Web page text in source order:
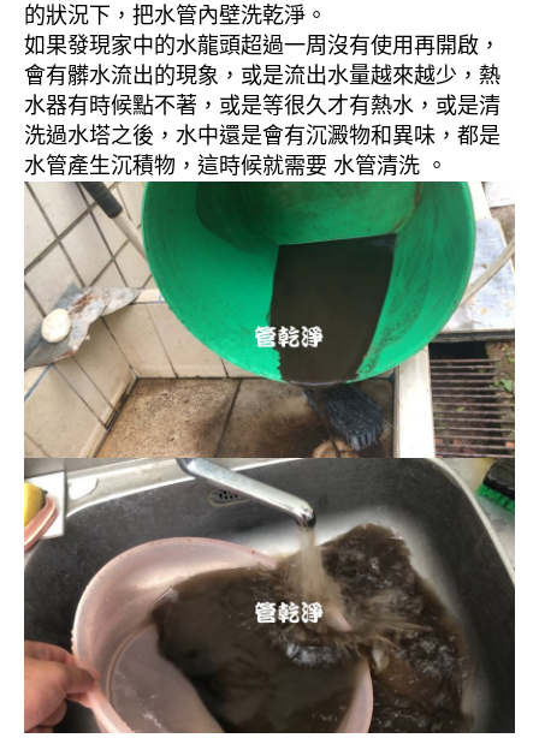
的狀況下，把水管內壁洗乾淨。
如果發現家中的水龍頭超過一周沒有使用再開啟，
會有髒水流出的現象，或是流出水量越來越少，熱
水器有時候點不著，或是等很久才有熱水，或是清
洗過水塔之後，水中還是會有沉澱物和異味，都是
水管產生沉積物，這時候就需要 水管清洗 。